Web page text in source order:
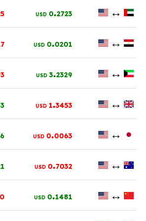
↔
0.2723
USD
↔
0.0201
USD
↔
3.2329
USD
↔
1.3453
USD
↔
0.0063
USD
↔
0.7032
USD
↔
0.1481
USD